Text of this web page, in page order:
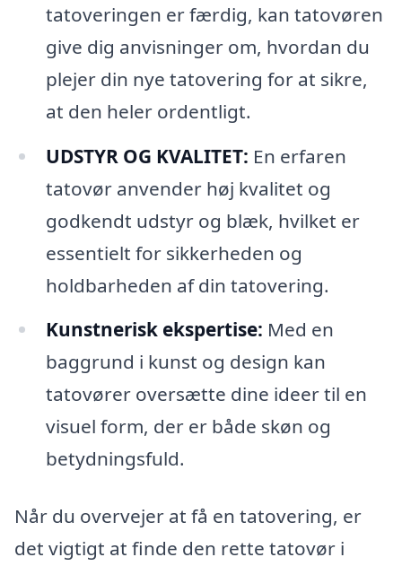
tatoveringen er færdig, kan tatovøren
give dig anvisninger om, hvordan du
plejer din nye tatovering for at sikre,
at den heler ordentligt.
UDSTYR OG KVALITET: En erfaren
tatovør anvender høj kvalitet og
godkendt udstyr og blæk, hvilket er
essentielt for sikkerheden og
holdbarheden af din tatovering.
Kunstnerisk ekspertise: Med en
baggrund i kunst og design kan
tatovører oversætte dine ideer til en
visuel form, der er både skøn og
betydningsfuld.
Når du overvejer at få en tatovering, er
det vigtigt at finde den rette tatovør i